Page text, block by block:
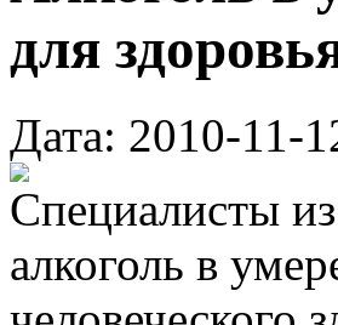
для
Дата: 2010-11-
Специалисты
алкоголь в